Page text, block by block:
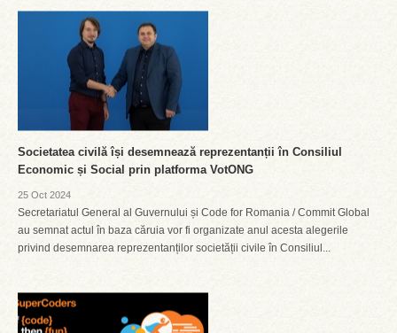
Societatea civilă își desemnează reprezentanții în Consiliul
Economic și Social prin platforma VotONG
25 Oct 2024
Secretariatul General al Guvernului și Code for Romania / Commit Global
au semnat actul în baza căruia vor fi organizate anul acesta alegerile
privind desemnarea reprezentanților societății civile în Consiliul...